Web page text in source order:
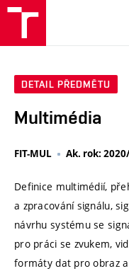
DETAIL PŘEDMĚTU
Multimédia
FIT-MUL Ak. rok:
Definice multimédií,
a zpracování signálu,
návrhu systému se
pro práci se zvukem,
formáty dat pro obraz